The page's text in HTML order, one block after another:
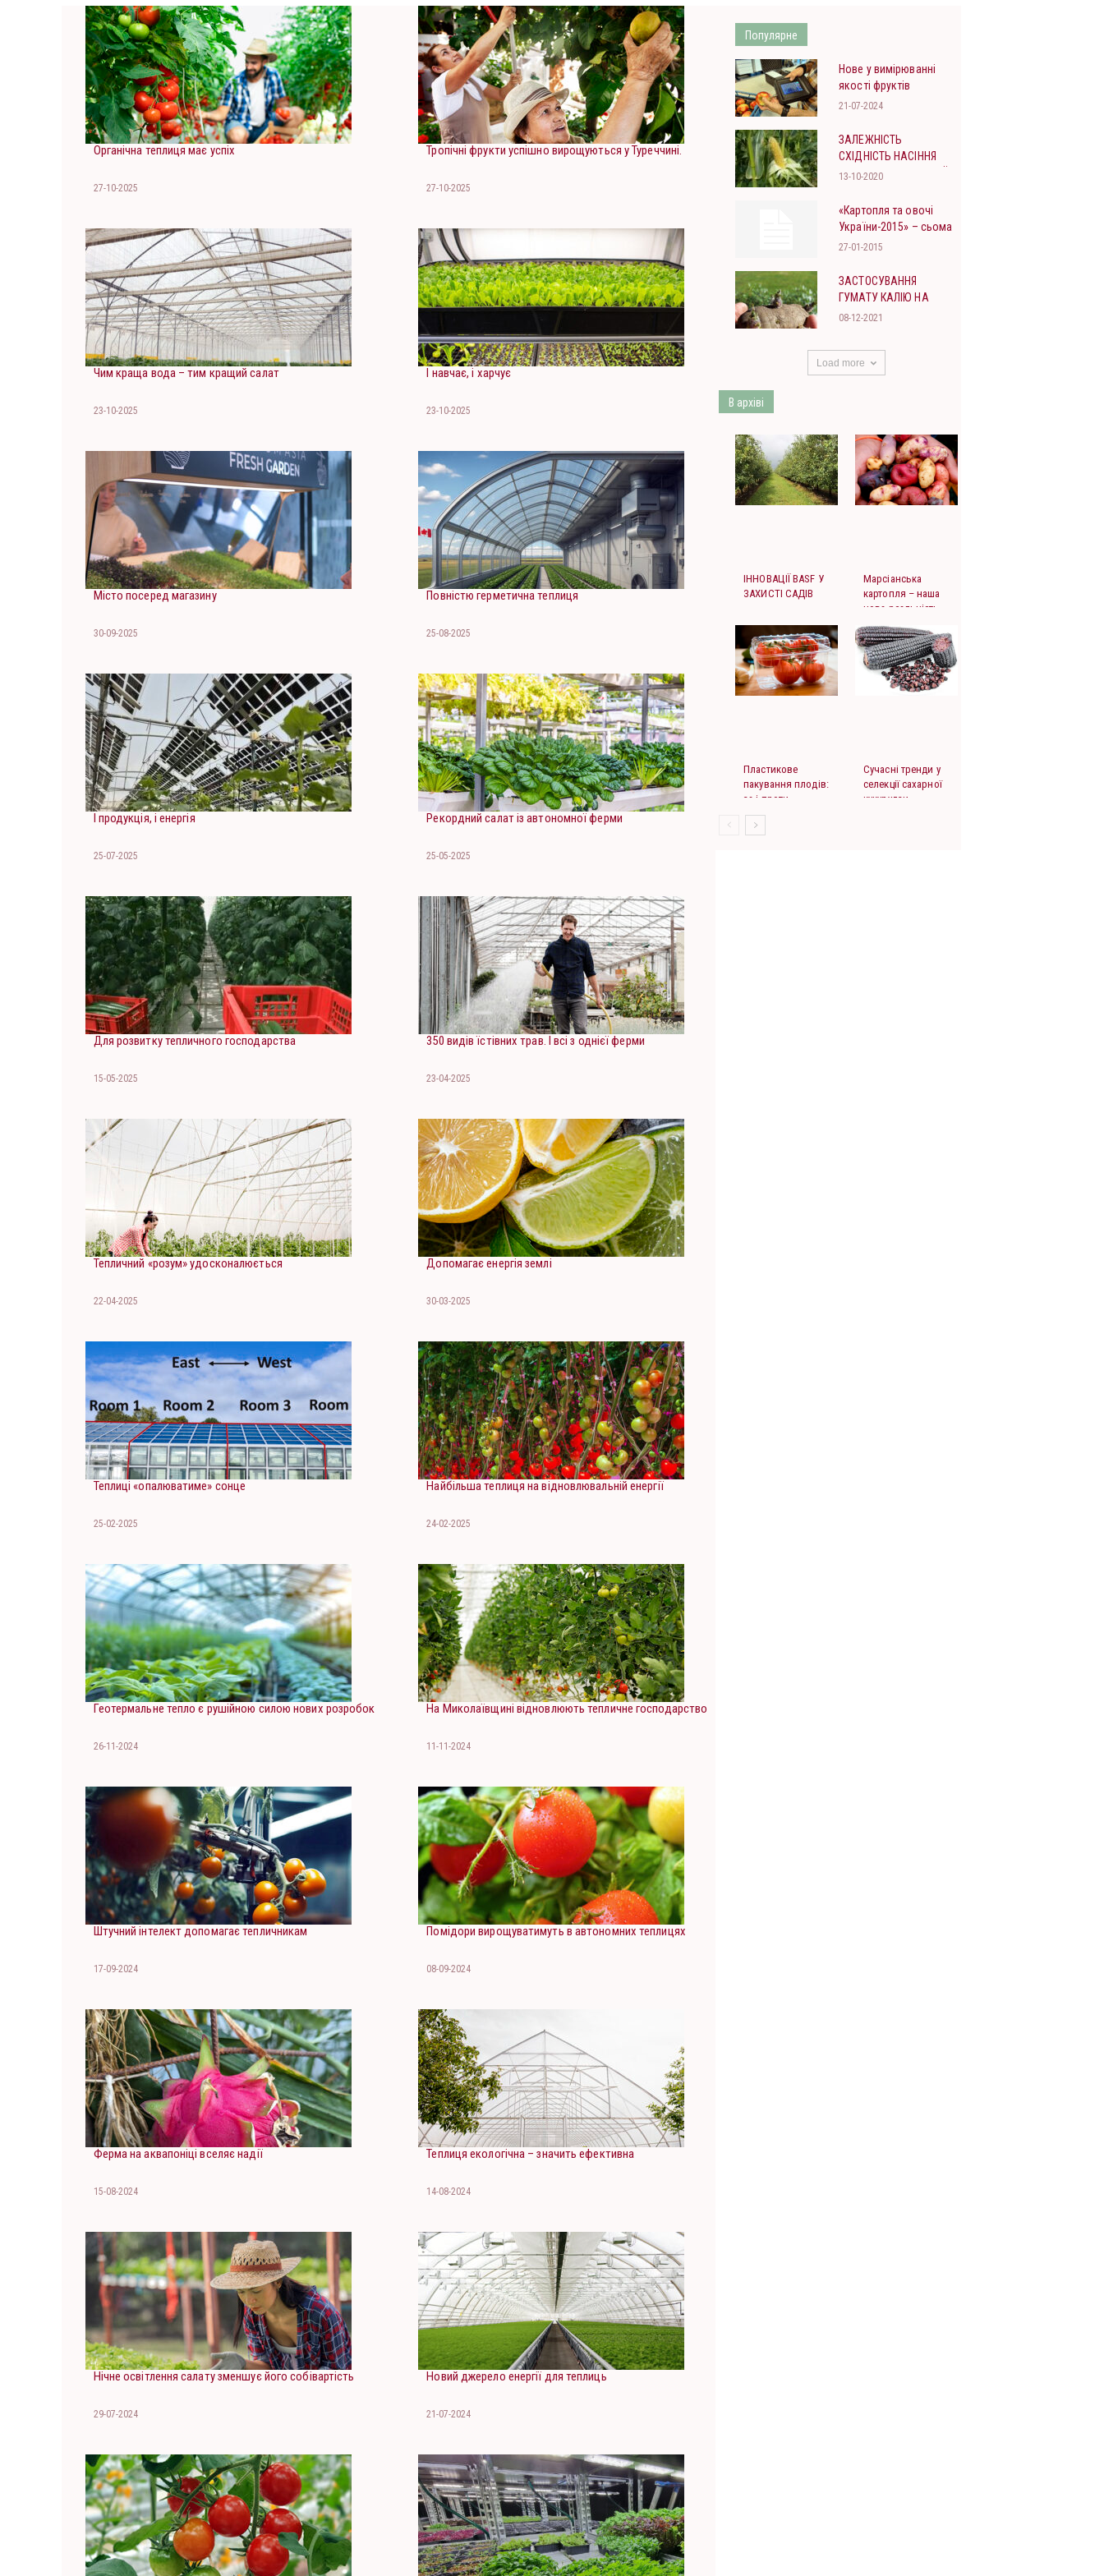
Органічна теплиця має успіх
27-10-2025
Тропічні фрукти успішно вирощуються у Туреччині.
27-10-2025
Чим краща вода – тим кращий салат
23-10-2025
І навчає, і харчує
23-10-2025
Місто посеред магазину
30-09-2025
Повністю герметична теплиця
25-08-2025
І продукція, і енергія
25-07-2025
Рекордний салат із автономної ферми
25-05-2025
Для розвитку тепличного господарства
15-05-2025
350 видів їстівних трав. І всі з однієї ферми
23-04-2025
Тепличний «розум» удосконалюється
22-04-2025
Допомагає енергія землі
30-03-2025
Теплиці «опалюватиме» сонце
25-02-2025
Найбільша теплиця на відновлювальній енергії
24-02-2025
Геотермальне тепло є рушійною силою нових розробок
26-11-2024
На Миколаївщині відновлюють тепличне господарство
11-11-2024
Штучний інтелект допомагає тепличникам
17-09-2024
Помідори вирощуватимуть в автономних теплицях
08-09-2024
Ферма на аквапоніці вселяє надії
15-08-2024
Теплиця екологічна – значить ефективна
14-08-2024
Нічне освітлення салату зменшує його собівартість
29-07-2024
Новий джерело енергії для теплиць
21-07-2024
Популярне
Нове у вимірюванні
якості фруктів
21-07-2024
ЗАЛЕЖНІСТЬ
СХІДНІСТЬ НАСІННЯ
КУКУРУДЗІ САХАРНОЇ
ВИСІВАННЯ
13-10-2020
«Картопля та овочі
України-2015» – сьома
міжнародна
27-01-2015
ЗАСТОСУВАННЯ
ГУМАТУ КАЛІЮ НА
КАРТОПЛІ
08-12-2021
Load more
В архіві
ІННОВАЦІЇ BASF У
ЗАХИСТІ САДІВ
Марсіанська
картопля – наша
нова реальність
Пластикове
пакування плодів:
за і проти
Сучасні тренди у
селекції сахарної
кукурудзи